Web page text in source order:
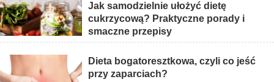
Jak samodzielnie ułożyć dietę
cukrzycową? Praktyczne porady i
smaczne przepisy
Dieta bogatoresztkowa, czyli co jeść
przy zaparciach?